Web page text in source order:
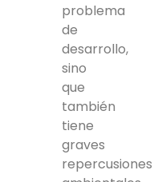
problema
de
desarrollo,
sino
que
también
tiene
graves
repercusiones